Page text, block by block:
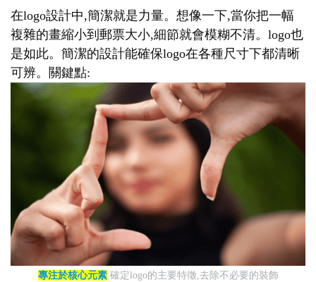
在logo設計中,簡潔就是力量。想像一下,當你把一幅
複雜的畫縮小到郵票大小,細節就會模糊不清。logo也
是如此。簡潔的設計能確保logo在各種尺寸下都清晰
可辨。關鍵點:
專注於核心元素確定logo的主要特徵,去除不必要的裝飾